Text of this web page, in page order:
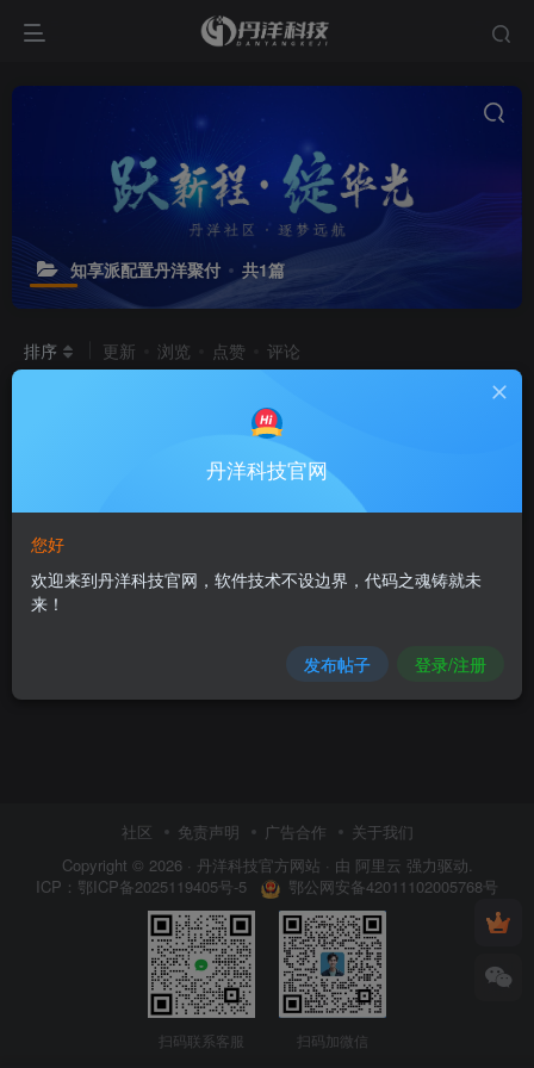
知享派配置丹洋聚付 共1篇
排序 更新 浏览 点赞 评论
知享派配置丹洋聚付
[保姆级全流程教
聚付系统 # 聚付系统
社区 免责声明 广告合作
关于我们
Copyright © 2026 · 丹洋科技官方网站 · 由 阿里云 强力驱动.
ICP： 鄂ICP备2025119405号-5 鄂公网安备42011102005768号
扫码联系客服 扫码加微信
丹洋科技官网
您好
欢迎来到丹洋科技官网，软件技术不设边界，代码之魂铸就未
来！
发布帖子 登录/注册